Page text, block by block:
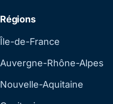
Régions
Île-de-France
Auvergne-Rhône-Alpes
Nouvelle-Aquitaine